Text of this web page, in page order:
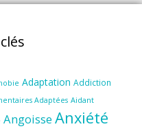
Adaptation Addiction
Adaptées Aidant
Angoisse Anxiété